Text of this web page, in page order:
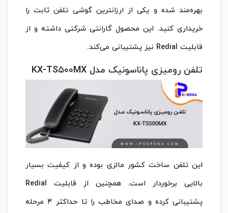
بهره‌مند شده و یکی از ارزانترین گوشی تلفن ثابت را
خریداری کنید. این محصول گارانتی شرکتی داشته و از
قابلیت Redial نیز پشتیبانی می‌کند.
تلفن رومیزی پاناسونیک مدل KX-TS۵۰۰MX
این تلفن ساخت کشور مالزی بوده و از کیفیت بسیار
بالایی برخوردار است. همچنین از قابلیت Redial
پشتیبانی کرده و صدای مخاطب را تا حداکثر ۴ مرحله